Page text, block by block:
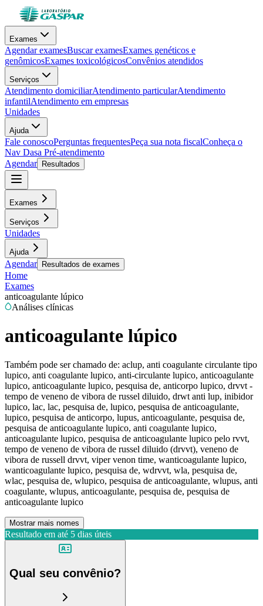
Exames
Agendar examesBuscar examesExames genéticos e
genômicosExames toxicológicosConvênios atendidos
Serviços
Atendimento domiciliarAtendimento particularAtendimento
infantilAtendimento em empresas
Unidades
Ajuda
Fale conoscoPerguntas frequentesPeça sua nota fiscalConheça o
Nav Dasa Pré-atendimento
Agendar
Resultados
Exames
Serviços
Unidades
Ajuda
Agendar Resultados de exames
Home
Exames
anticoagulante lúpico
Análises clínicas
anticoagulante lúpico
Também pode ser chamado de: aclup, anti coagulante circulante tipo
lupico, anti coagulante lupico, anti-circulante lupico, anticoagulante
lupico, anticoagulante lupico, pesquisa de, anticorpo lupico, drvvt -
tempo de veneno de vibora de russel diluido, drwt anti lup, inibidor
lupico, lac, lac, pesquisa de, lupico, pesquisa de anticoagulante,
lupico, pesquisa de anticorpo, lupus, anticoagulante, pesquisa de,
pesquisa de anticoagulante lupico, anti coagulante lupico,
anticoagulante lupico, pesquisa de anticoagulante lupico pelo rvvt,
tempo de veneno de vibora de russel diluido (drvvt), veneno de
vibora de russell drvvt, viper venon time, wanticoagulante lupico,
wanticoagulante lupico, pesquisa de, wdrvvt, wla, pesquisa de,
wlac, pesquisa de, wlupico, pesquisa de anticoagulante, wlupus, anti
coagulante, wlupus, anticoagulante, pesquisa de, pesquisa de
anticoagulante lupico
Mostrar mais nomes
Resultado em até 5 dias úteis
Qual seu convênio?